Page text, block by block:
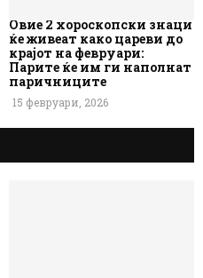
Овие 2 хороскопски знаци
ќе живеат како цареви до
крајот на февруари:
Парите ќе им ги наполнат
паричниците
15 февруари, 2026